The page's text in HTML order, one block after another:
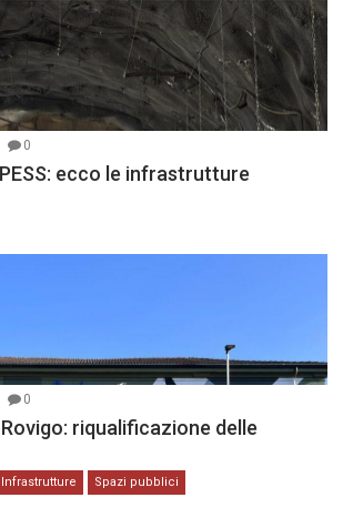
0
ecco le infrastrutture
0
riqualificazione delle
Infrastrutture Spazi pubblici